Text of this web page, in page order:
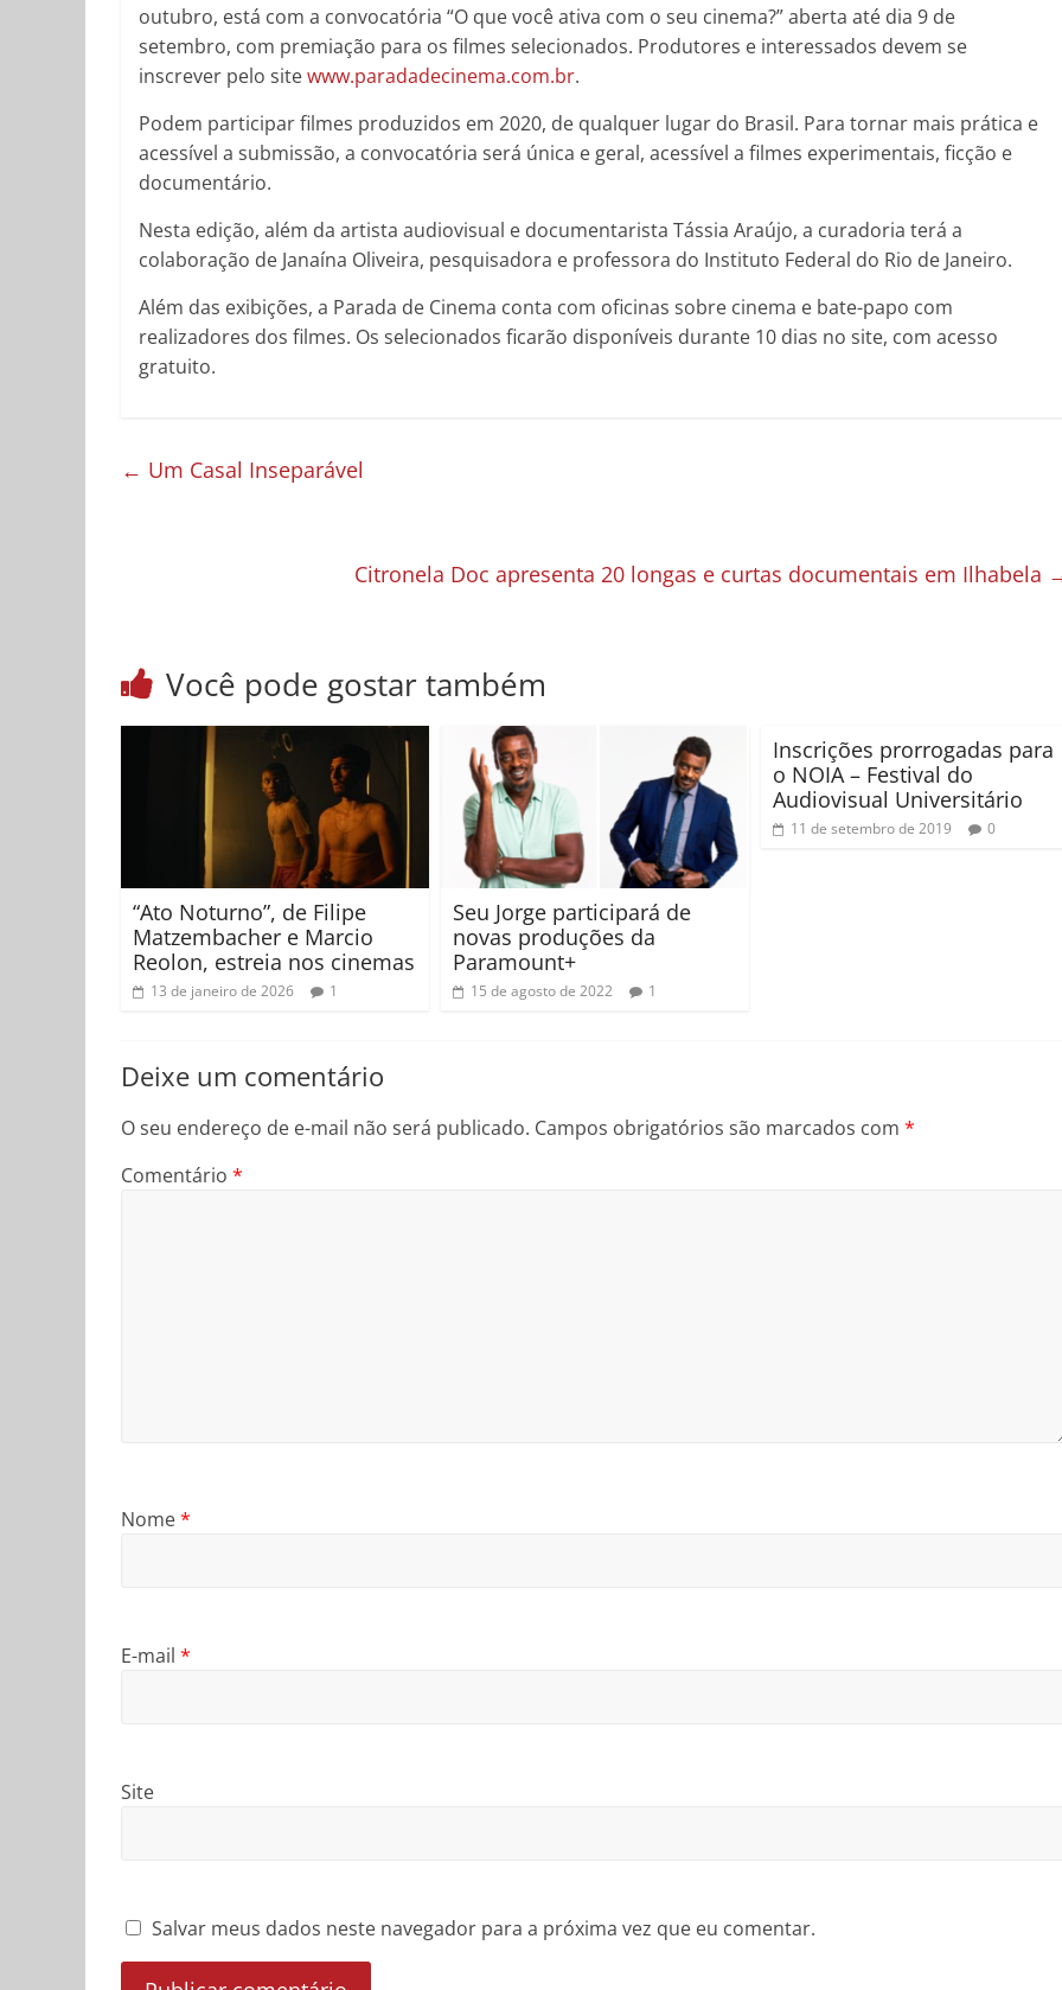
outubro, está com a convocatória “O que você ativa com o seu cinema?” aberta até dia 9 de
setembro, com premiação para os filmes selecionados. Produtores e interessados devem se
inscrever pelo sitewww.paradadecinema.com.br.
Podem participar filmes produzidos em 2020, de qualquer lugar do Brasil. Para tornar mais prática e
acessível a submissão, a convocatória será única e geral, acessível a filmes experimentais, ficção e
documentário.
Nesta edição, além da artista audiovisual e documentarista Tássia Araújo, a curadoria terá a
colaboração de Janaína Oliveira, pesquisadora e professora do Instituto Federal do Rio de Janeiro.
Além das exibições, a Parada de Cinema conta com oficinas sobre cinema e bate-papo com
realizadores dos filmes. Os selecionados ficarão disponíveis durante 10 dias no site, com acesso
gratuito.
← Um Casal Inseparável
Citronela Doc apresenta 20 longas e curtas documentais em Ilhabela
Você pode gostar também
“Ato Noturno”, de Filipe
Matzembacher e Marcio
Reolon, estreia nos cinemas
13 de janeiro de 2026 1
Seu Jorge participará de
novas produções da
Paramount+
15 de agosto de 2022 1
Inscrições prorrogadas para
o NOIA – Festival do
Audiovisual Universitário
11 de setembro de 2019 0
Deixe um comentário
O seu endereço de e-mail não será publicado. Campos obrigatórios são marcados com *
Comentário *
Nome*
E-mail *
Site
Salvar meus dados neste navegador para a próxima vez que eu comentar.